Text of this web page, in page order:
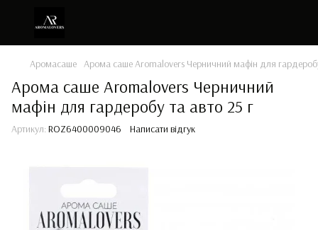
Аромасаше Арома саше Aromalovers Черничний мафін для
Арома саше Aromalovers Черничний
мафін для гардеробу та авто 25 г
Артикул: ROZ6400009046 Написати відгук